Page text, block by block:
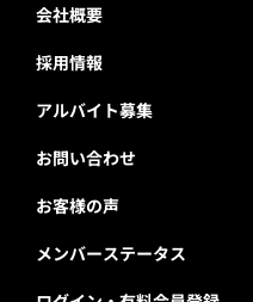
会社概要
採用情報
アルバイト募集
お問い合わせ
お客様の声
メンバーステータス